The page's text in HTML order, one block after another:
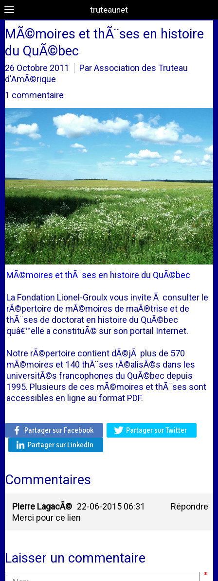
truteaunet
MÃ©moires et thÃ¨ses en histoire
du QuÃ©bec
26 Octobre 2011
Par Association des Truteau
d'AmÃ©rique
1 commentaire
MÃ©moires et thÃ¨ses en histoire du QuÃ©bec
La Fondation Lionel-Groulx vous invite Ã consulter le
rÃ©pertoire de mÃ©moires de maÃ®trise et de
thÃ¨ses de doctorat en histoire du QuÃ©bec
quâ€™elle a constituÃ© sur son portail Internet.
Notre rÃ©pertoire contient dÃ©jÃ plus de 570
mÃ©moires et 140 thÃ¨ses rÃ©alisÃ©s dans les
universitÃ©s francophones du QuÃ©bec depuis
1995. Plusieurs de ces mÃ©moires et thÃ¨ses sont
accessibles en ligne au format PDF.
Partager sur Facebook
Partager sur Twitter
Partager sur LinkedIn
Commentaires
Pierre LagacÃ© 22-06-2015 06:31
Répondre
Merci pour ce lien
Laisser un commentaire